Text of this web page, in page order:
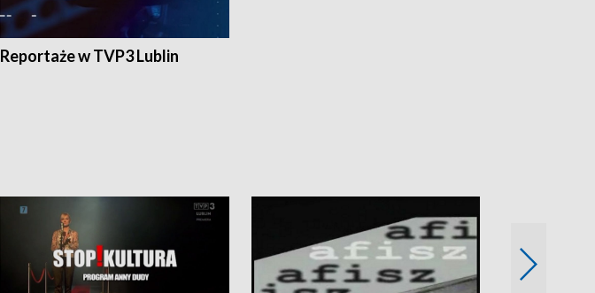
Reportaże w TVP3 Lublin